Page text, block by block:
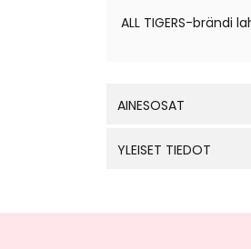
ALL TIGERS-brändi
AINESOSAT
YLEISET TIEDOT